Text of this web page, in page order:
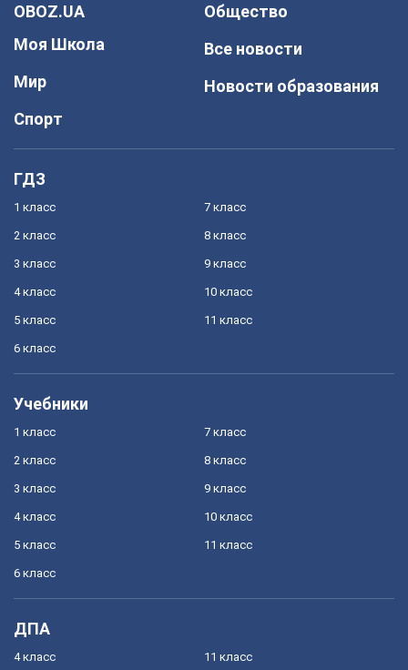
OBOZ.UA
Моя Школа
Мир
Спорт
Общество
Все новости
Новости образования
ГДЗ
1 класс
2 класс
3 класс
4 класс
5 класс
6 класс
7 класс
8 класс
9 класс
10 класс
11 класс
Учебники
1 класс
2 класс
3 класс
4 класс
5 класс
6 класс
7 класс
8 класс
9 класс
10 класс
11 класс
ДПА
4 класс 11 класс